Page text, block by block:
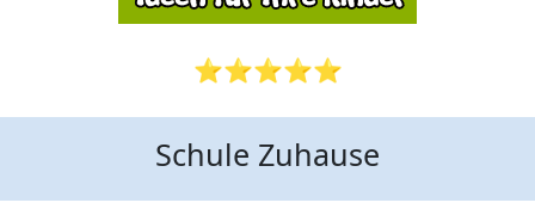
⭐⭐⭐⭐⭐
Schule Zuhause